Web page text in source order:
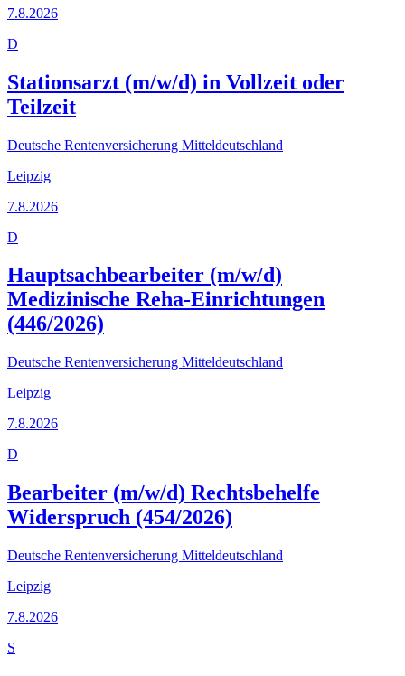
7.8.2026
D
Stationsarzt (m/w/d) in Vollzeit oder
Teilzeit
Deutsche Rentenversicherung Mitteldeutschland
Leipzig
7.8.2026
D
Hauptsachbearbeiter (m/w/d)
Medizinische Reha-Einrichtungen
(446/2026)
Deutsche Rentenversicherung Mitteldeutschland
Leipzig
7.8.2026
D
Bearbeiter (m/w/d) Rechtsbehelfe
Widerspruch (454/2026)
Deutsche Rentenversicherung Mitteldeutschland
Leipzig
7.8.2026
S